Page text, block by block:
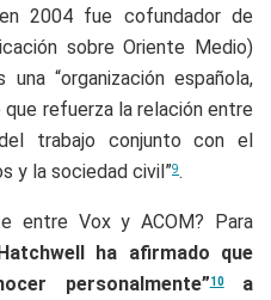
2004 fue cofundador de
sobre Oriente Medio)
“organización española,
refuerza la relación entre
trabajo conjunto con el
y la sociedad civil”9.
entre Vox y ACOM? Para
ha afirmado que
personalmente”10
a